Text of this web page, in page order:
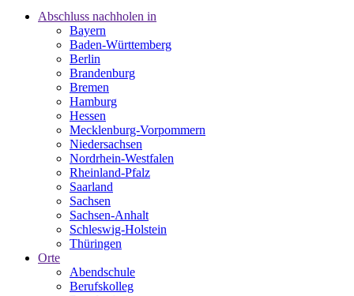
Abschluss nachholen in
Bayern
Baden-Württemberg
Berlin
Brandenburg
Bremen
Hamburg
Hessen
Mecklenburg-Vorpommern
Niedersachsen
Nordrhein-Westfalen
Rheinland-Pfalz
Saarland
Sachsen
Sachsen-Anhalt
Schleswig-Holstein
Thüringen
Orte
Abendschule
Berufskolleg